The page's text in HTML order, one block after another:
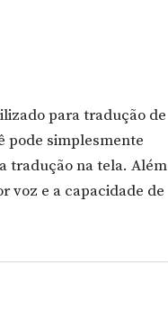
para tradução de
pode simplesmente
tradução na tela. Além
voz e a capacidade de